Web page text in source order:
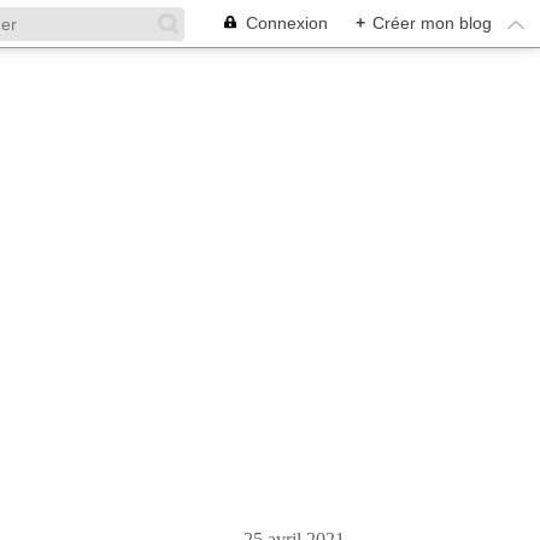
Connexion + Créer mon blog